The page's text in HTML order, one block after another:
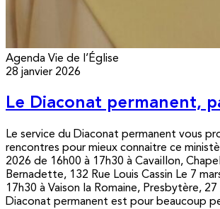
Agenda Vie de l’Église
28 janvier 2026
Le Diaconat permanent,
Le service du Diaconat permanent vous
rencontres pour mieux connaitre ce
2026 de 16h00 à 17h30 à Cavaillon,
Bernadette, 132 Rue Louis Cassin Le 7
17h30 à Vaison la Romaine, Presbytère,
Diaconat permanent est pour beaucoup